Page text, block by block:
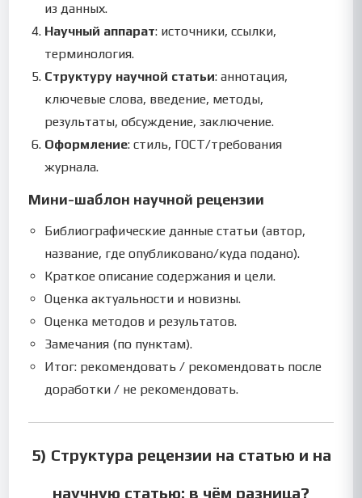
из данных.
Научный аппарат: источники, ссылки,
терминология.
Структуру научной статьи: аннотация,
ключевые слова, введение, методы,
результаты, обсуждение, заключение.
Оформление: стиль, ГОСТ/требования
журнала.
Мини-шаблон научной рецензии
Библиографические данные статьи (автор,
название, где опубликовано/куда подано).
Краткое описание содержания и цели.
Оценка актуальности и новизны.
Оценка методов и результатов.
Замечания (по пунктам).
Итог: рекомендовать / рекомендовать после
доработки / не рекомендовать.
5) Структура рецензии на статью и на
научную статью: в чём разница?